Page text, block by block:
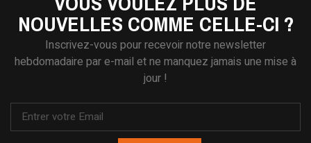
NOUVELLES COMME CELLE-CI ?
Inscrivez-vous pour recevoir notre newsletter
hebdomadaire par e-mail et ne manquez jamais une mise à
jour !